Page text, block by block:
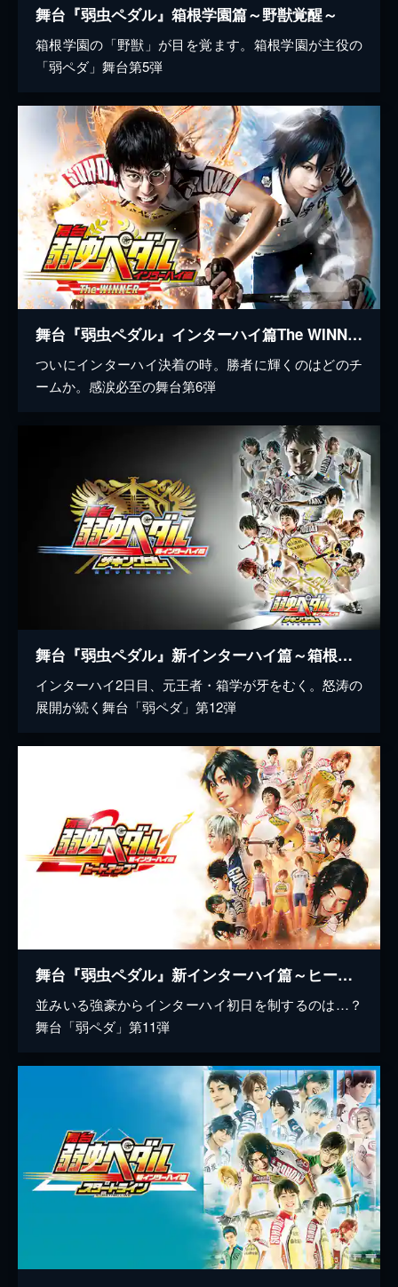
舞台『弱虫ペダル』箱根学園篇～野獣覚醒～
箱根学園の「野獣」が目を覚ます。箱根学園が主役の
「弱ペダ」舞台第5弾
舞台『弱虫ペダル』インターハイ篇The WINNER
ついにインターハイ決着の時。勝者に輝くのはどのチ
ームか。感涙必至の舞台第6弾
舞台『弱虫ペダル』新インターハイ篇～箱根学園王者復格（ザ・キングダム）～
インターハイ2日目、元王者・箱学が牙をむく。怒涛の
展開が続く舞台「弱ペダ」第12弾
舞台『弱虫ペダル』新インターハイ篇～ヒートアップ～
並みいる強豪からインターハイ初日を制するのは…？
舞台「弱ペダ」第11弾